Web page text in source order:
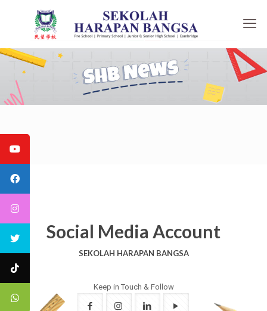
Social Media Account
SEKOLAH HARAPAN BANGSA
Keep in Touch & Follow